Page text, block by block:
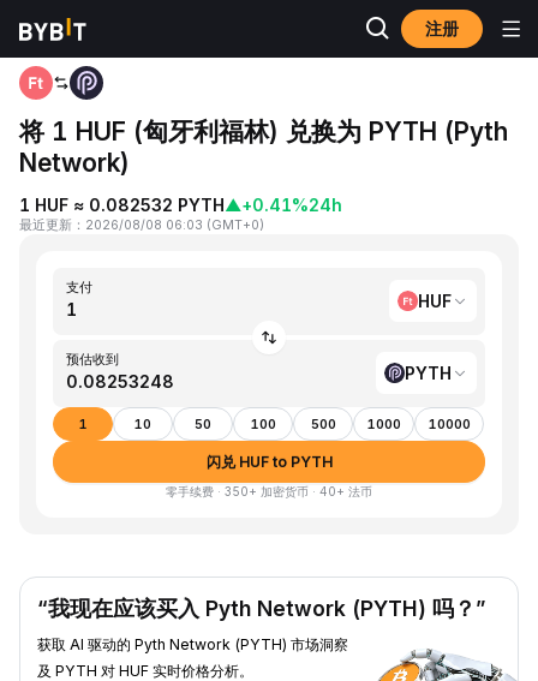
注册
首页 HUF to PYTH
将 1 HUF (匈牙利福林) 兑换为 PYTH (Pyth
Network)
1 HUF ≈ 0.082532 PYTH▲+0.41%24h
最近更新 ： 2026/08/08 06:03 (GMT+0)
支付
HUF
预估收到
PYTH
1 10 50 100 500 1000 10000
闪兑 HUF to PYTH
零手续费 · 350+ 加密货币 · 40+ 法币
“我现在应该买入 Pyth Network (PYTH) 吗？”
获取 AI 驱动的 Pyth Network (PYTH) 市场洞察
及 PYTH 对 HUF 实时价格分析。